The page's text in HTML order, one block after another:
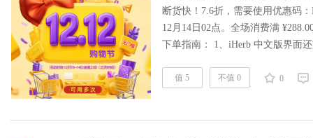
断货快！7.6折，需要使用优惠码
12月14日02点。全场消费满
下单指南： 1、iHerb 中文版界面
与 24 小时中文邮件客服服务。
值 5 不值 0 0